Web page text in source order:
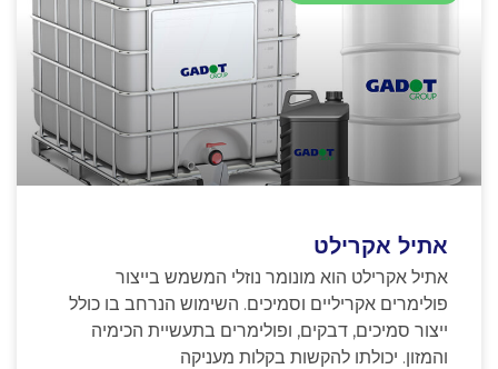
אתיל אקרילט
אתיל אקרילט הוא מונומר נוזלי המשמש בייצור
פולימרים אקריליים וסמיכים. השימוש הנרחב בו כולל
ייצור סמיכים, דבקים, ופולימרים בתעשיית הכימיה
והמזון. יכולתו להקשות בקלות מעניקה